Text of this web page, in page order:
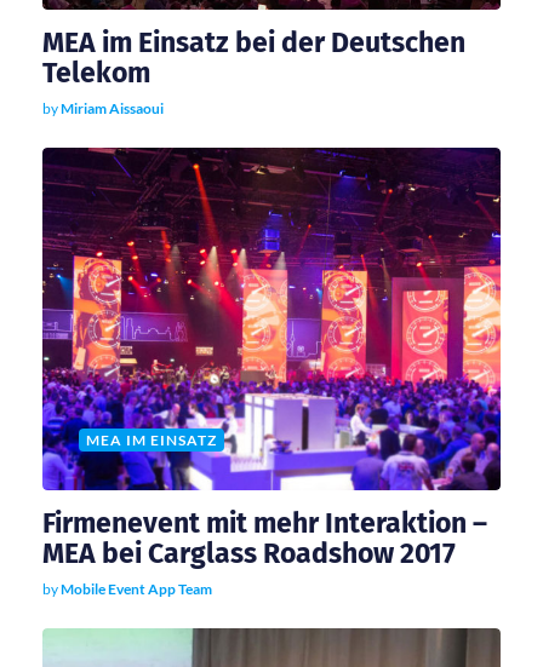
a
t
o
n
MEA im Einsatz bei der Deutschen
Telekom
byMiriam Aissaoui
MEA IM EINSATZ
Firmenevent mit mehr Interaktion –
MEA bei Carglass Roadshow 2017
byMobile Event App Team